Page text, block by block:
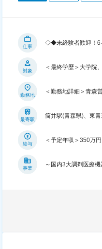
仕事
◇◆未経験者歓迎！6
対象
＜最終学歴＞大学院
勤務地
＜勤務地詳細＞青森
最寄駅
筒井駅(青森県)、東
給与
＜予定年収＞350万
事業
～国内3大調剤医療